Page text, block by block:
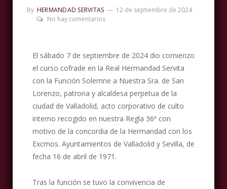
By HERMANDAD SERVITAS
12 de septiembre de 2024
No hay comentarios
El sábado 7 de septiembre de 2024 dio comienzo
el curso cofrade en la Real Hermandad Servita
con la Función Solemne a Nuestra Sra. de San
Lorenzo, patrona y alcaldesa perpetua de la
ciudad de Valladolid, acto corporativo de culto
interno recogido en nuestra Regla 36ª con
motivo de la concordia de la Hermandad con los
Excmos. Ayuntamientos de Valladolid y Sevilla, de
fecha 16 de abril de 1971.
Tras la función se tuvo la convivencia de